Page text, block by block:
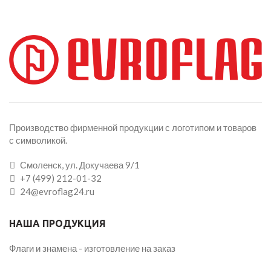
Производство фирменной продукции с логотипом и товаров
с символикой.
Смоленск, ул. Докучаева 9/1
+7 (499) 212-01-32
24@evroflag24.ru
НАША ПРОДУКЦИЯ
Флаги и знамена - изготовление на заказ